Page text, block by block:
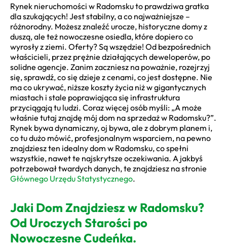
Rynek nieruchomości w Radomsku to prawdziwa gratka
dla szukających! Jest stabilny, a co najważniejsze –
różnorodny. Możesz znaleźć urocze, historyczne domy z
duszą, ale też nowoczesne osiedla, które dopiero co
wyrosły z ziemi. Oferty? Są wszędzie! Od bezpośrednich
właścicieli, przez prężnie działających deweloperów, po
solidne agencje. Zanim zaczniesz na poważnie, rozejrzyj
się, sprawdź, co się dzieje z cenami, co jest dostępne. Nie
ma co ukrywać, niższe koszty życia niż w gigantycznych
miastach i stale poprawiająca się infrastruktura
przyciągają tu ludzi. Coraz więcej osób myśli: „A może
właśnie tutaj znajdę mój dom na sprzedaż w Radomsku?”.
Rynek bywa dynamiczny, oj bywa, ale z dobrym planem i,
co tu dużo mówić, profesjonalnym wsparciem, na pewno
znajdziesz ten idealny dom w Radomsku, co spełni
wszystkie, nawet te najskrytsze oczekiwania. A jakbyś
potrzebował twardych danych, te znajdziesz na stronie
Głównego Urzędu Statystycznego.
Jaki Dom Znajdziesz w Radomsku?
Od Uroczych Starości po
Nowoczesne Cudeńka.